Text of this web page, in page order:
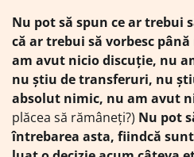
Nu pot să spun ce ar trebui
că ar trebui să vorbesc
am avut nicio discuție, nu
nu știu de transferuri, nu
absolut nimic, nu am avut
plăcea să rămâneți?) Nu pot
întrebarea asta, fiindcă